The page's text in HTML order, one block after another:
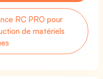
RC PRO pour
de matériels